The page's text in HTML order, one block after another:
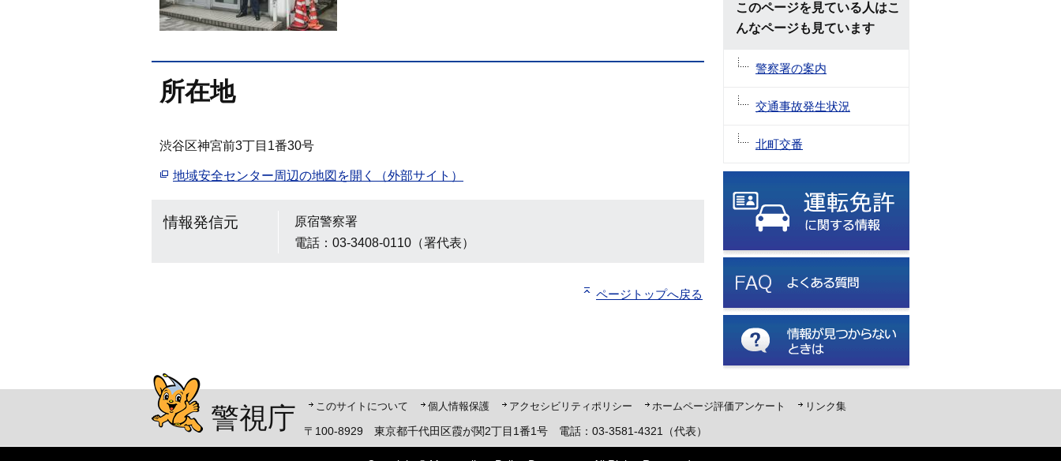
所在地
渋谷区神宮前3丁目1番30号
地域安全センター周辺の地図を開く（外部サイト）
情報発信元
原宿警察署
電話：03-3408-0110（署代表）
ページトップへ戻る
このページを見ている人はこ
んなページも見ています
警察署の案内
交通事故発生状況
北町交番
警視庁 このサイトについて 個人情報保護 アクセシビリティポリシー ホームページ評価アンケート リンク集
〒100-8929 東京都千代田区霞が関2丁目1番1号 電話：03-3581-4321（代表）